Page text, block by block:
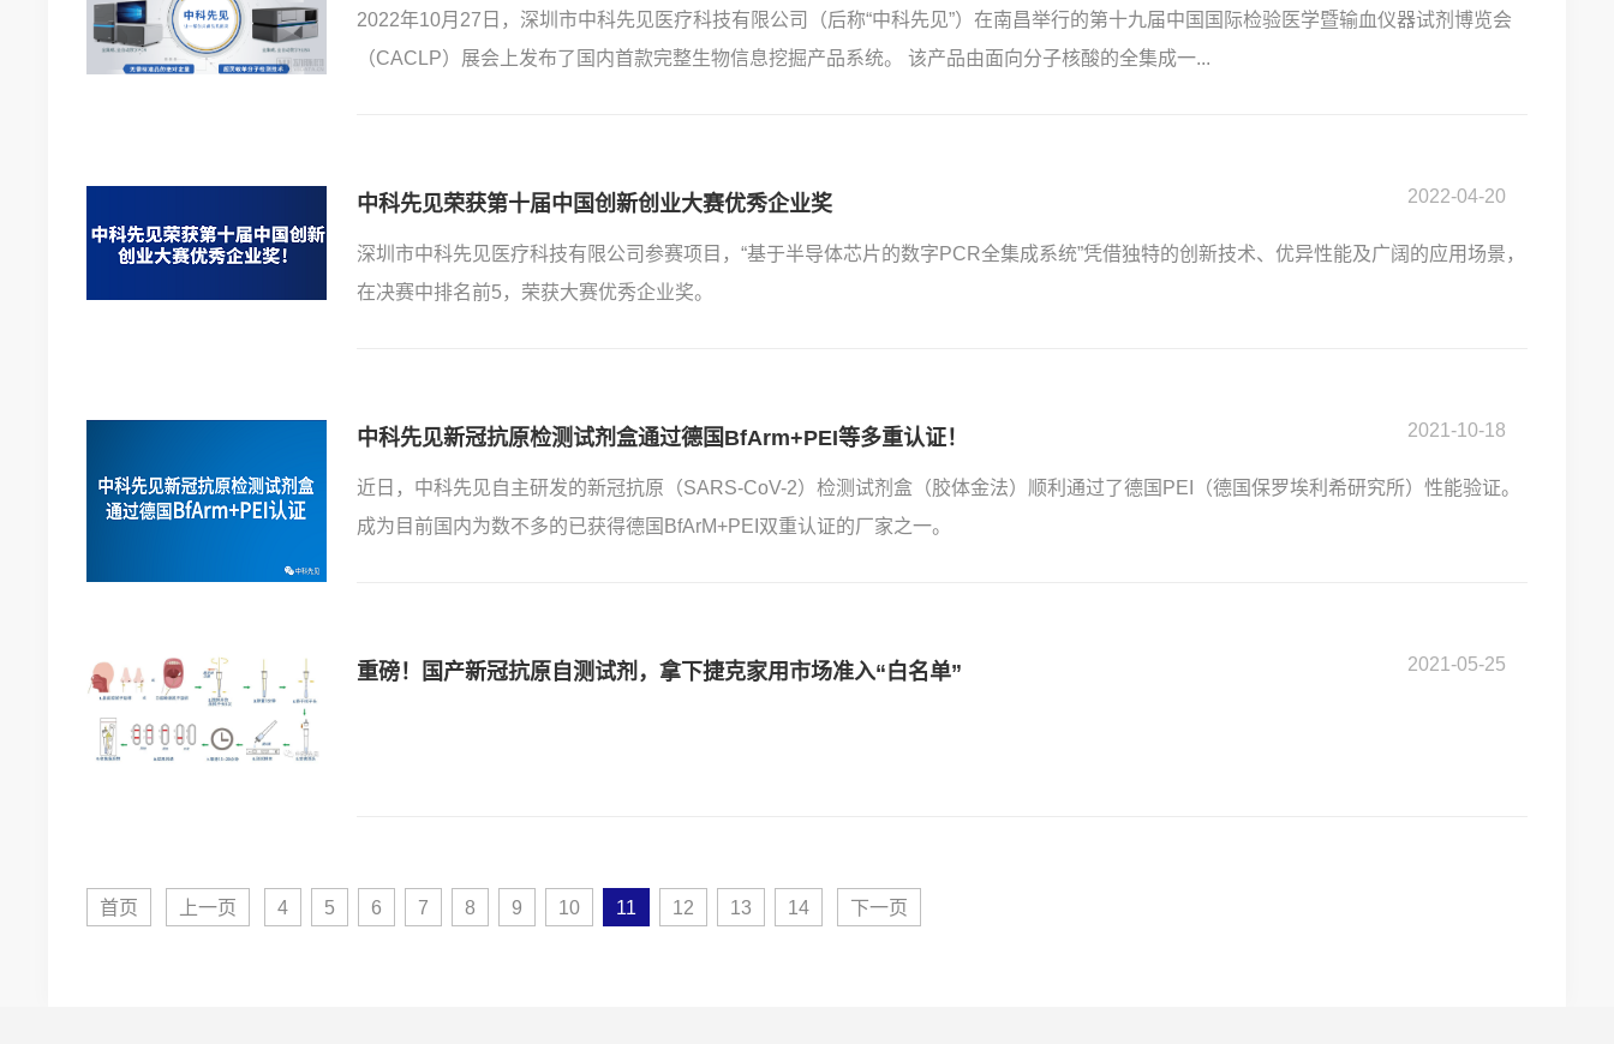
2022年10月27日，深圳市中科先见医疗科技有限公司（后称“中科先见”）在南昌举行的第十九届中国国际检验医学暨输血仪器试剂博览会
（CACLP）展会上发布了国内首款完整生物信息挖掘产品系统。 该产品由面向分子核酸的全集成一...
中科先见荣获第十届中国创新创业大赛优秀企业奖 2022-04-20
深圳市中科先见医疗科技有限公司参赛项目，“基于半导体芯片的数字PCR全集成系统”凭借独特的创新技术、优异性能及广阔的应用场景，
在决赛中排名前5，荣获大赛优秀企业奖。
中科先见新冠抗原检测试剂盒通过德国BfArm+PEI等多重认证！ 2021-10-18
近日，中科先见自主研发的新冠抗原（SARS-CoV-2）检测试剂盒（胶体金法）顺利通过了德国PEI（德国保罗埃利希研究所）性能验证。
成为目前国内为数不多的已获得德国BfArM+PEI双重认证的厂家之一。
重磅！国产新冠抗原自测试剂，拿下捷克家用市场准入“白名单” 2021-05-25
首页 上一页 4 5 6 7 8 9 10 11 12 13 14 下一页